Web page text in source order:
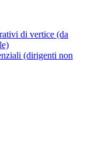
di vertice (da
(dirigenti non